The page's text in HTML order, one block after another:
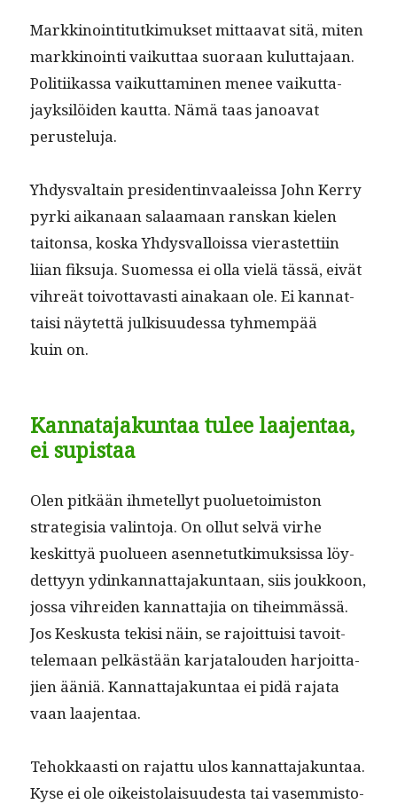
Markki­noin­ti­tutkimuk­set mit­taa­vat sitä, miten
markki­noin­ti vaikut­taa suo­raan kulut­ta­jaan.
Poli­ti­ikas­sa vaikut­ta­mi­nen menee vaikut­ta­
jayk­silöi­den kaut­ta. Nämä taas janoa­vat
perusteluja.
Yhdys­val­tain pres­i­dentin­vaaleis­sa John Ker­ry
pyr­ki aikanaan salaa­maan ran­skan kie­len
taiton­sa, kos­ka Yhdys­val­lois­sa vierastet­ti­in
liian fik­su­ja. Suomes­sa ei olla vielä tässä, eivät
vihreät toiv­ot­tavasti ainakaan ole. Ei kan­nat­
taisi näytet­tä julk­isu­udessa tyh­mem­pää
kuin on.
Kannatajakuntaa tulee laajentaa,
ei supistaa
Olen pitkään ihme­tel­lyt puolue­toimis­ton
strate­gisia val­in­to­ja. On ollut selvä virhe
keskit­tyä puolueen asen­netutkimuk­sis­sa löy­
det­tyyn ydinkan­nat­ta­jakun­taan, siis joukkoon,
jos­sa vihrei­den kan­nat­ta­jia on tiheim­mässä.
Jos Keskus­ta tek­isi näin, se rajoit­tuisi tavoit­
tele­maan pelkästään kar­jat­alouden har­joit­ta­
jien ääniä. Kan­nat­ta­jakun­taa ei pidä raja­ta
vaan laajentaa.
Tehokkaasti on rajat­tu ulos kan­nat­ta­jakun­taa.
Kyse ei ole oikeis­to­laisu­ud­es­ta tai vasem­mis­to­